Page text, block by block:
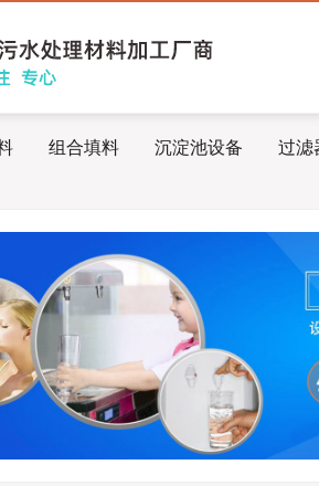
组合填料 沉淀池设备 过滤